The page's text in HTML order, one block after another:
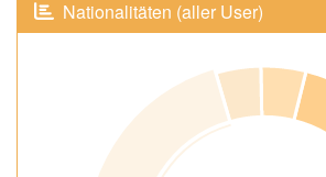
Nationalitäten (aller User)